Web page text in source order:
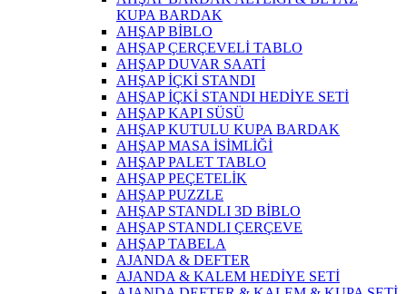
KUPA BARDAK
AHŞAP BİBLO
AHŞAP ÇERÇEVELİ TABLO
AHŞAP DUVAR SAATİ
AHŞAP İÇKİ STANDI
AHŞAP İÇKİ STANDI HEDİYE SETİ
AHŞAP KAPI SÜSÜ
AHŞAP KUTULU KUPA BARDAK
AHŞAP MASA İSİMLİĞİ
AHŞAP PALET TABLO
AHŞAP PEÇETELİK
AHŞAP PUZZLE
AHŞAP STANDLI 3D BİBLO
AHŞAP STANDLI ÇERÇEVE
AHŞAP TABELA
AJANDA & DEFTER
AJANDA & KALEM HEDİYE SETİ